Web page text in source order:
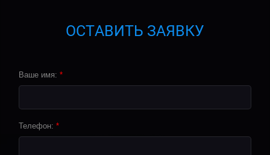
ОСТАВИТЬ ЗАЯВКУ
Ваше имя: *
Телефон: *